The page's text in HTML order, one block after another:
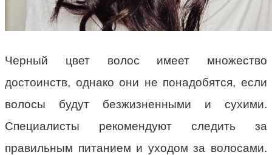
Черный цвет волос имеет множество
достоинств, однако они не понадобятся, если
волосы будут безжизненными и сухими.
Специалисты рекомендуют следить за
правильным питанием и уходом за волосами.